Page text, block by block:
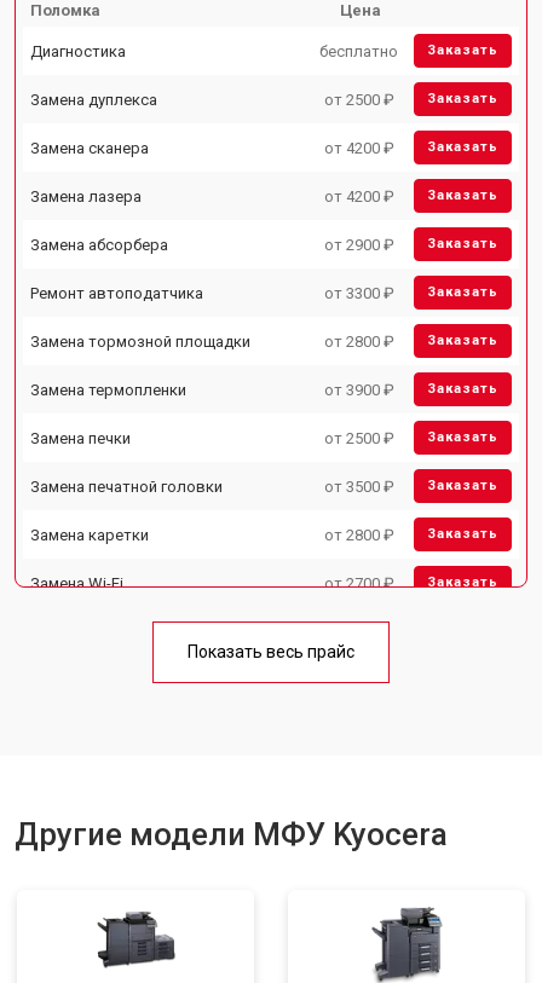
Поломка Цена
Диагностика бесплатно Заказать
Замена дуплекса от 2500 ₽ Заказать
Замена сканера от 4200 ₽ Заказать
Замена лазера от 4200 ₽ Заказать
Замена абсорбера от 2900 ₽ Заказать
Ремонт автоподатчика от 3300 ₽ Заказать
Замена тормозной площадки от 2800 ₽ Заказать
Замена термопленки от 3900 ₽ Заказать
Замена печки от 2500 ₽ Заказать
Замена печатной головки от 3500 ₽ Заказать
Замена каретки от 2800 ₽ Заказать
Замена Wi-Fi от 2700 ₽ Заказать
от 3500 ₽
Показать весь прайс
Другие модели МФУ Kyocera